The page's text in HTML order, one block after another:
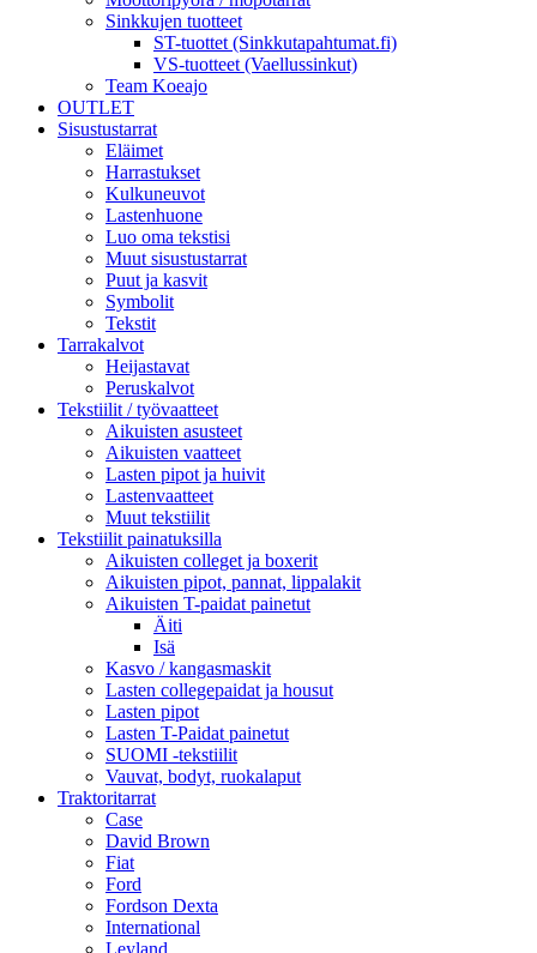
Sinkkujen tuotteet
ST-tuottet (Sinkkutapahtumat.fi)
VS-tuotteet (Vaellussinkut)
Team Koeajo
OUTLET
Sisustustarrat
Eläimet
Harrastukset
Kulkuneuvot
Lastenhuone
Luo oma tekstisi
Muut sisustustarrat
Puut ja kasvit
Symbolit
Tekstit
Tarrakalvot
Heijastavat
Peruskalvot
Tekstiilit / työvaatteet
Aikuisten asusteet
Aikuisten vaatteet
Lasten pipot ja huivit
Lastenvaatteet
Muut tekstiilit
Tekstiilit painatuksilla
Aikuisten colleget ja boxerit
Aikuisten pipot, pannat, lippalakit
Aikuisten T-paidat painetut
Äiti
Isä
Kasvo / kangasmaskit
Lasten collegepaidat ja housut
Lasten pipot
Lasten T-Paidat painetut
SUOMI -tekstiilit
Vauvat, bodyt, ruokalaput
Traktoritarrat
Case
David Brown
Fiat
Ford
Fordson Dexta
International
Leyland